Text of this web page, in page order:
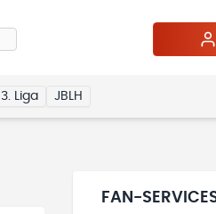
3. Liga JBLH
FAN-